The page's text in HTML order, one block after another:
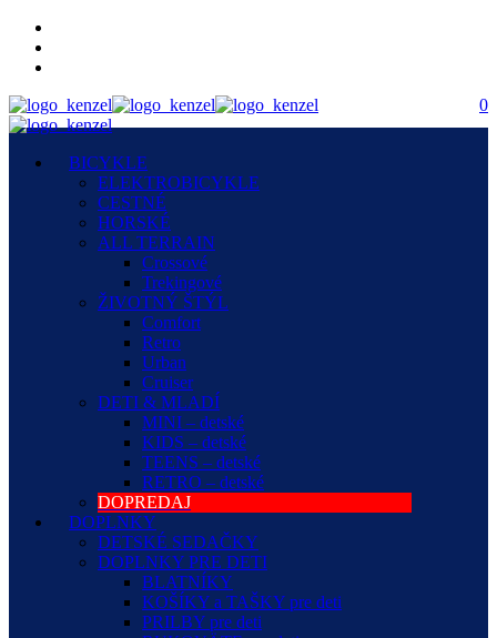
BICYKLE
ELEKTROBICYKLE
CESTNÉ
HORSKÉ
ALL TERRAIN
Crossové
Trekingové
ŽIVOTNÝ ŠTÝL
Comfort
Retro
Urban
Cruiser
DETI & MLADÍ
MINI – detské
KIDS – detské
TEENS – detské
RETRO – detské
DOPREDAJ
DOPLNKY
DETSKÉ SEDAČKY
DOPLNKY PRE DETI
BLATNÍKY
KOŠÍKY a TAŠKY pre deti
PRILBY pre deti
0